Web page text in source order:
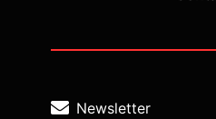
Newsletter